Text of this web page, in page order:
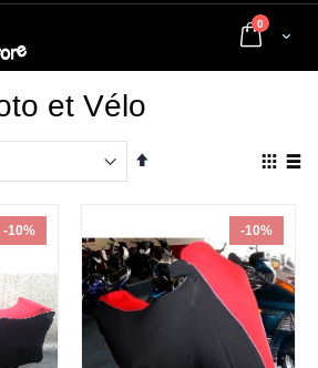
Cart
0 articles
et Vélo
Par
-10% -10%